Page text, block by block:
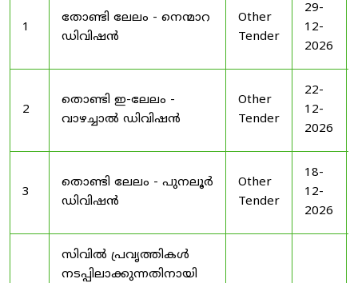
1
തോണ്ടി ലേലം - നെന്മാറ
ഡിവിഷൻ
Other
Tender
29-
12-
2026
2
തൊണ്ടി ഇ-ലേലം -
വാഴച്ചാൽ ഡിവിഷൻ
Other
Tender
22-
12-
2026
3
തൊണ്ടി ലേലം - പുനലൂർ
ഡിവിഷൻ
Other
Tender
18-
12-
2026
സിവിൽ പ്രവൃത്തികൾ
നടപ്പിലാക്കുന്നതിനായി